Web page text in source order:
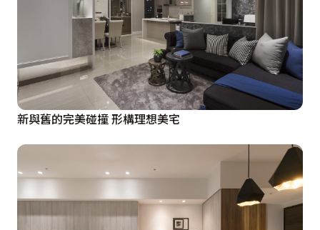
新與舊的完美碰撞 形構理想美宅